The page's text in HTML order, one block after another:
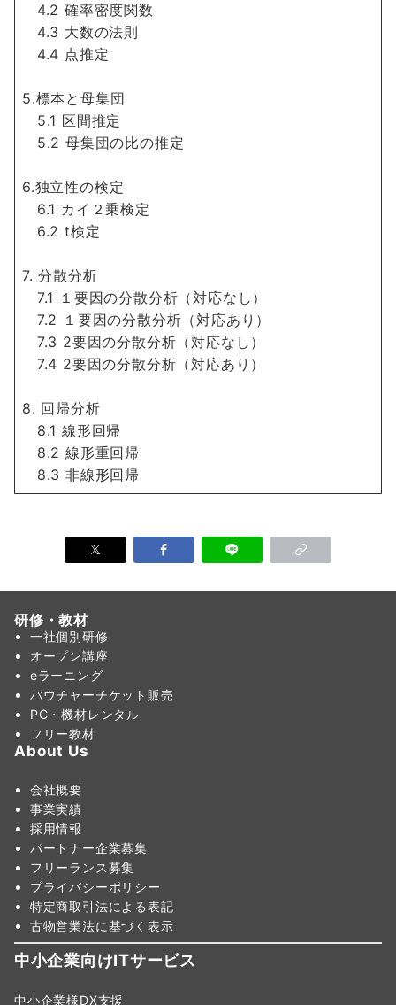
4.2 確率密度関数
4.3 大数の法則
4.4 点推定
5.標本と母集団
5.1 区間推定
5.2 母集団の比の推定
6.独立性の検定
6.1 カイ２乗検定
6.2 t検定
7. 分散分析
7.1 １要因の分散分析（対応なし）
7.2 １要因の分散分析（対応あり）
7.3 2要因の分散分析（対応なし）
7.4 2要因の分散分析（対応あり）
8. 回帰分析
8.1 線形回帰
8.2 線形重回帰
8.3 非線形回帰
研修・教材
一社個別研修
オープン講座
eラーニング
バウチャーチケット販売
PC・機材レンタル
フリー教材
About Us
会社概要
事業実績
採用情報
パートナー企業募集
フリーランス募集
プライバシーポリシー
特定商取引法による表記
古物営業法に基づく表示
中小企業向けITサービス
中小企業様DX支援